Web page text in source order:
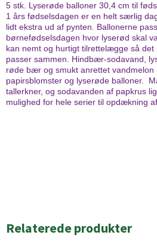
5 stk. Lyserøde balloner 30,4 cm til
1 års fødselsdagen er en helt særlig
lidt ekstra ud af pynten. Ballonerne
børnefødselsdagen hvor lyserød skal
kan nemt og hurtigt tilrettelægge så det
passer sammen. Hindbær-sodavand,
røde bær og smukt anrettet vandmelon
papirsblomster og lyserøde balloner.
tallerkner, og sodavanden af papkrus
mulighed for hele serier til opdækning
Relaterede produkter